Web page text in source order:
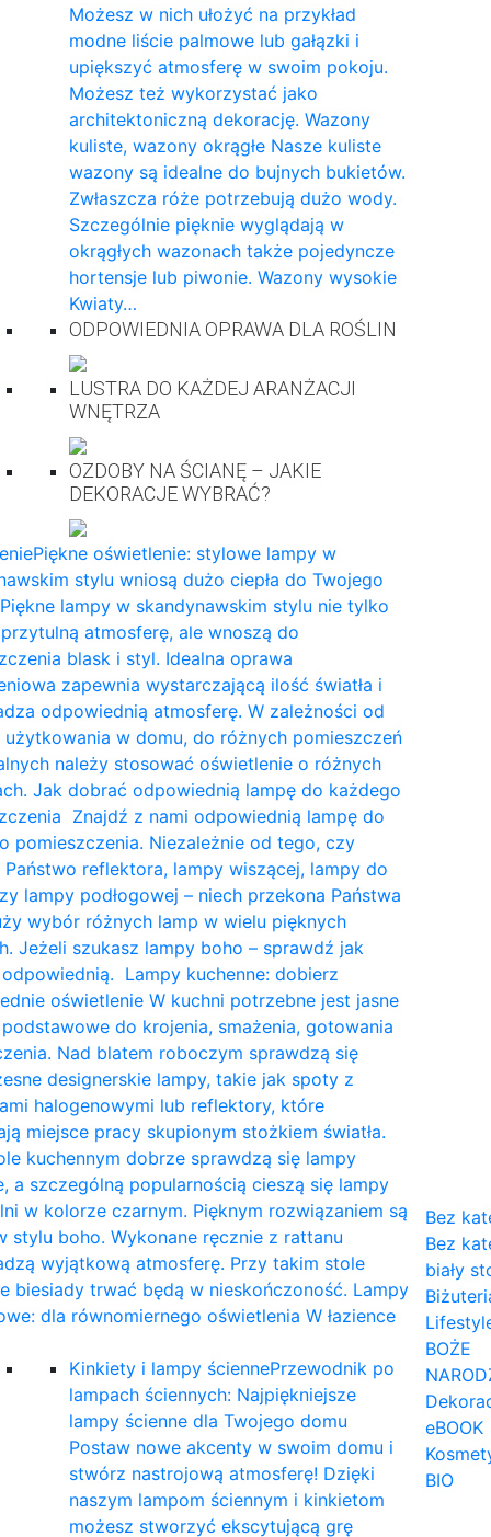
Możesz w nich ułożyć na przykład
modne liście palmowe lub gałązki i
upiększyć atmosferę w swoim pokoju.
Możesz też wykorzystać jako
architektoniczną dekorację. Wazony
kuliste, wazony okrągłe Nasze kuliste
wazony są idealne do bujnych bukietów.
Zwłaszcza róże potrzebują dużo wody.
Szczególnie pięknie wyglądają w
okrągłych wazonach także pojedyncze
hortensje lub piwonie. Wazony wysokie
Kwiaty…
ODPOWIEDNIA OPRAWA DLA ROŚLIN
LUSTRA DO KAŻDEJ ARANŻACJI
WNĘTRZA
OZDOBY NA ŚCIANĘ – JAKIE
DEKORACJE WYBRAĆ?
Piękne oświetlenie: stylowe lampy w
stylu wniosą dużo ciepła do Twojego
lampy w skandynawskim stylu nie tylko
atmosferę, ale wnoszą do
blask i styl. Idealna oprawa
zapewnia wystarczającą ilość światła i
odpowiednią atmosferę. W zależności od
użytkowania w domu, do różnych pomieszczeń
należy stosować oświetlenie o różnych
Jak dobrać odpowiednią lampę do każdego
Znajdź z nami odpowiednią lampę do
pomieszczenia. Niezależnie od tego, czy
Państwo reflektora, lampy wiszącej, lampy do
lampy podłogowej – niech przekona Państwa
wybór różnych lamp w wielu pięknych
Jeżeli szukasz lampy boho – sprawdź jak
Lampy kuchenne: dobierz
oświetlenie W kuchni potrzebne jest jasne
podstawowe do krojenia, smażenia, gotowania
Nad blatem roboczym sprawdzą się
designerskie lampy, takie jak spoty z
halogenowymi lub reflektory, które
miejsce pracy skupionym stożkiem światła.
kuchennym dobrze sprawdzą się lampy
a szczególną popularnością cieszą się lampy
w kolorze czarnym. Pięknym rozwiązaniem są
stylu boho. Wykonane ręcznie z rattanu
wyjątkową atmosferę. Przy takim stole
biesiady trwać będą w nieskończoność. Lampy
dla równomiernego oświetlenia W łazience
Kinkiety i lampy ściennePrzewodnik po
lampach ściennych: Najpiękniejsze
lampy ścienne dla Twojego domu
Postaw nowe akcenty w swoim domu i
stwórz nastrojową atmosferę! Dzięki
naszym lampom ściennym i kinkietom
możesz stworzyć ekscytującą grę
Bez
Bez
biały
BOŻE
eBOOK
BIO